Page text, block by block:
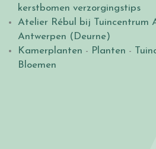
kerstbomen verzorgingstips
Atelier Rébul bij Tuincentrum
Antwerpen (Deurne)
Kamerplanten - Planten -
Bloemen